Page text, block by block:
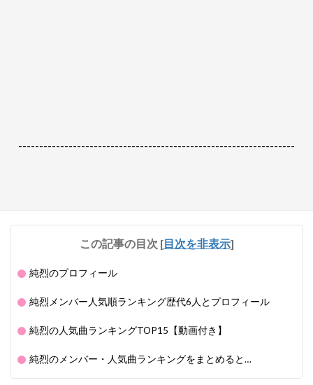
------------------------------------------------------------------
この記事の目次 [目次を非表示]
純烈のプロフィール
純烈メンバー人気順ランキング歴代6人とプロフィール
純烈の人気曲ランキングTOP15【動画付き】
純烈のメンバー・人気曲ランキングをまとめると…